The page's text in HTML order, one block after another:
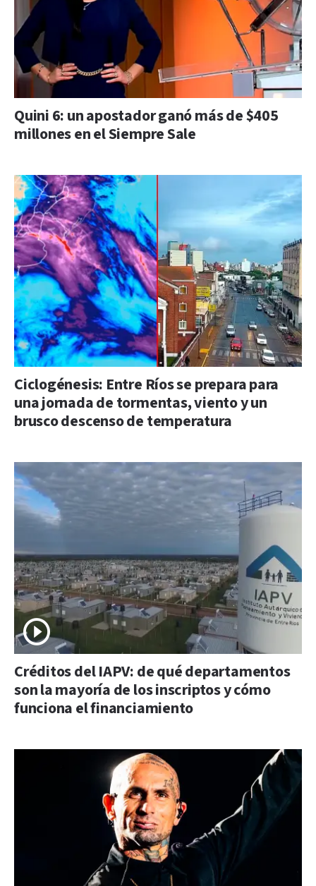
Quini 6: un apostador ganó más de $405
millones en el Siempre Sale
Ciclogénesis: Entre Ríos se prepara para
una jornada de tormentas, viento y un
brusco descenso de temperatura
Créditos del IAPV: de qué departamentos
son la mayoría de los inscriptos y cómo
funciona el financiamiento